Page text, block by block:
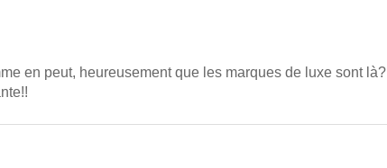
en peut, heureusement que les marques de luxe sont là?